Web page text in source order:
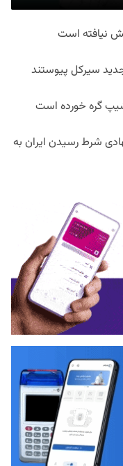
نیافته است
سیرکل پیوستند
گره خورده است
شرط رسیدن ایران به